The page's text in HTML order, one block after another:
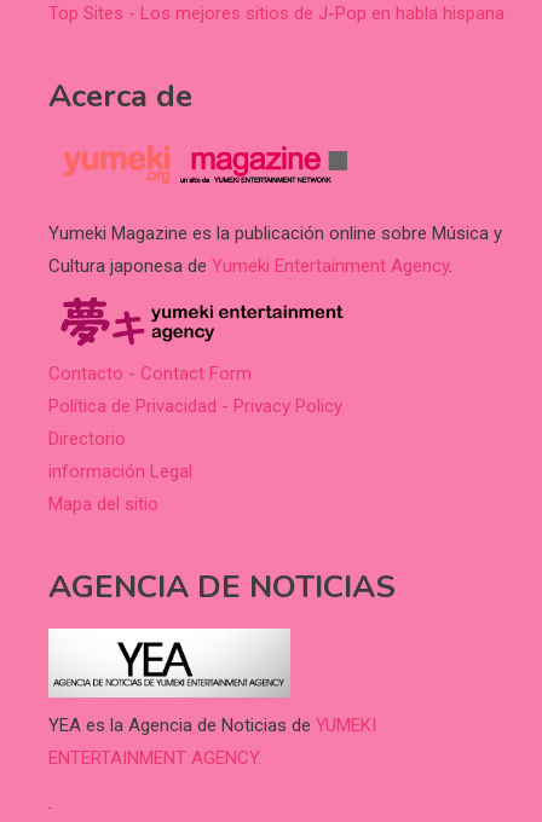
Top Sites - Los mejores sitios de J-Pop en habla hispana
Acerca de
Yumeki Magazine es la publicación online sobre Música y
Cultura japonesa de Yumeki Entertainment Agency.
Contacto - Contact Form
Política de Privacidad - Privacy Policy
Directorio
información Legal
Mapa del sitio
AGENCIA DE NOTICIAS
YEA es la Agencia de Noticias de YUMEKI
ENTERTAINMENT AGENCY.
.